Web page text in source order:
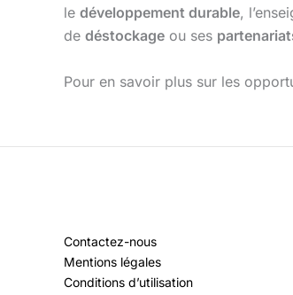
le développement durable,
de déstockage ou ses
Pour en savoir plus sur les
Contactez-nous
Mentions légales
Conditions d’utilisation